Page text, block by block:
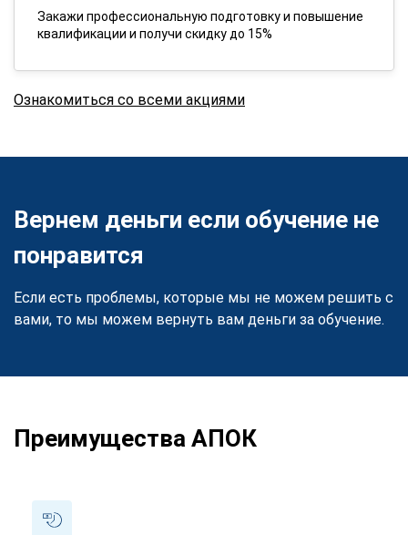
Закажи профессиональную подготовку и повышение
квалификации и получи скидку до 15%
Ознакомиться со всеми акциями
Вернем деньги если обучение не
понравится
Если есть проблемы, которые мы не можем решить с
вами, то мы можем вернуть вам деньги за обучение.
Преимущества АПОК